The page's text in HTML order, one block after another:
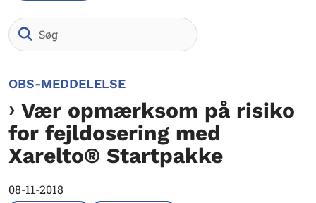
OBS-MEDDELELSE
Vær opmærksom på risiko
for fejldosering med
Xarelto® Startpakke
08-11-2018